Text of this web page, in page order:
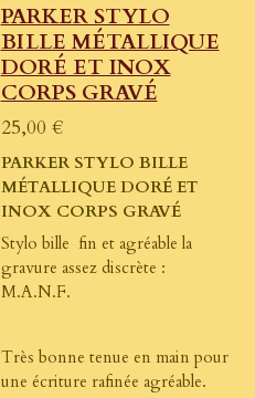
PARKER STYLO
BILLE MÉTALLIQUE
DORÉ ET INOX
CORPS GRAVÉ
25,00 €
PARKER STYLO BILLE
MÉTALLIQUE DORÉ ET
INOX CORPS GRAVÉ
Stylo bille fin et agréable la
gravure assez discrète :
M.A.N.F.
Très bonne tenue en main pour
une écriture rafinée agréable.